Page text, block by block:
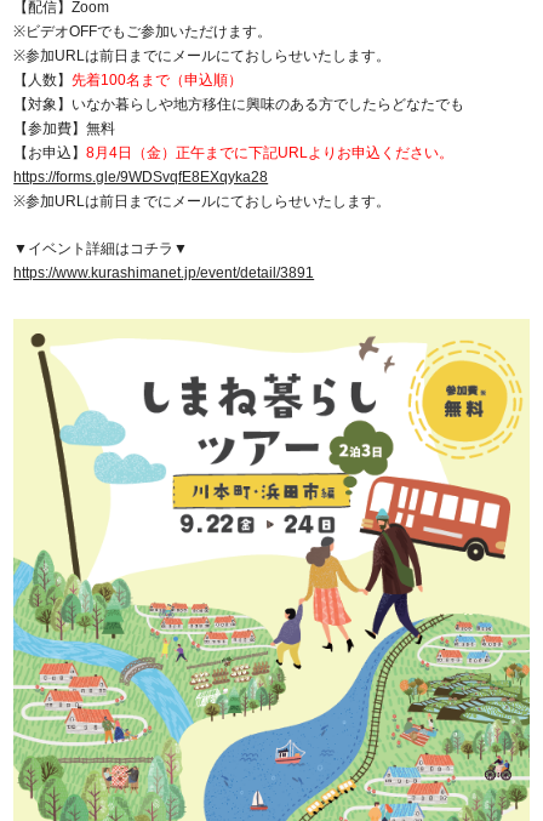
【配信】Zoom
※ビデオOFFでもご参加いただけます。
※参加URLは前日までにメールにておしらせいたします。
【人数】先着100名まで（申込順）
【対象】いなか暮らしや地方移住に興味のある方でしたらどなたでも
【参加費】無料
【お申込】8月4日（金）正午までに下記URLよりお申込ください。
https://forms.gle/9WDSvqfE8EXqyka28
※参加URLは前日までにメールにておしらせいたします。
▼イベント詳細はコチラ▼
https://www.kurashimanet.jp/event/detail/3891